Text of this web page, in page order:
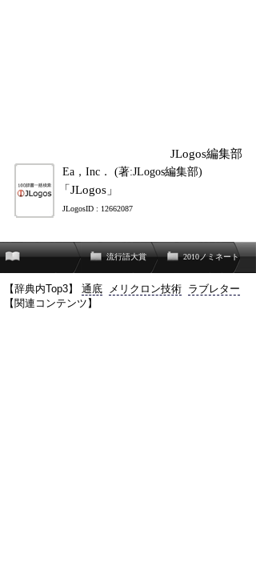
JLogos編集部
Ea，Inc． (著:JLogos編集部)
「JLogos」
JLogosID : 12662087
流行語大賞 2010ノミネート
【辞典内Top3】 通底 メリクロン技術 ラブレター
【関連コンテンツ】